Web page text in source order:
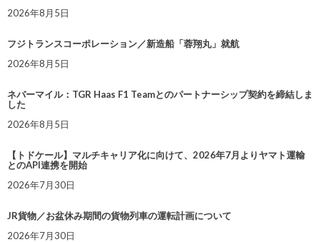
2026年8月5日
フジトランスコーポレーション／新造船「蓉翔丸」就航
2026年8月5日
ネバーマイル：TGR Haas F1 Teamとのパートナーシップ契約を締結しま
した
2026年8月5日
【トドケール】マルチキャリア化に向けて、2026年7月よりヤマト運輸
とのAPI連携を開始
2026年7月30日
JR貨物／お盆休み期間の貨物列車の運転計画について
2026年7月30日